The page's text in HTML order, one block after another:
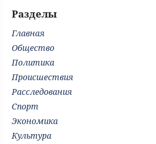
Разделы
Главная
Общество
Политика
Происшествия
Расследования
Спорт
Экономика
Культура